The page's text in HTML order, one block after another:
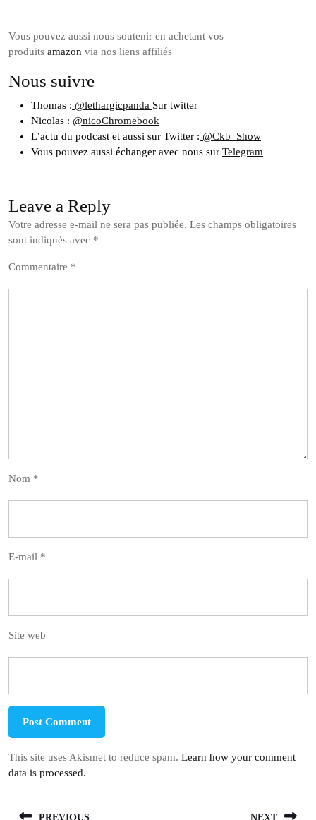
Vous pouvez aussi nous soutenir en achetant vos
produits amazon via nos liens affiliés
Nous suivre
Thomas : @lethargicpanda Sur twitter
Nicolas : @nicoChromebook
L’actu du podcast et aussi sur Twitter : @Ckb_Show
Vous pouvez aussi échanger avec nous sur Telegram
Leave a Reply
Votre adresse e-mail ne sera pas publiée. Les champs obligatoires
sont indiqués avec *
Commentaire *
Nom *
E-mail *
Site web
This site uses Akismet to reduce spam. Learn how your comment
data is processed.
PREVIOUS NEXT